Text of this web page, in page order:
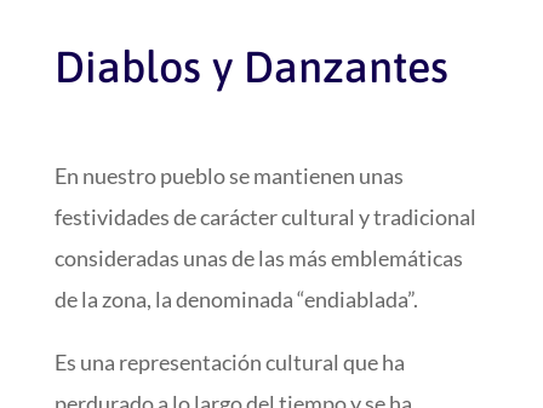
Diablos y Danzantes
En nuestro pueblo se mantienen unas
festividades de carácter cultural y tradicional
consideradas unas de las más emblemáticas
de la zona, la denominada “endiablada”.
Es una representación cultural que ha